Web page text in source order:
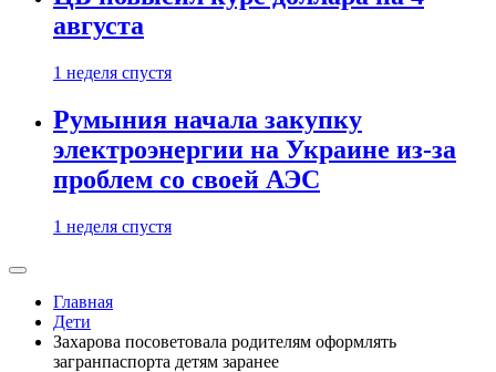
августа
1 неделя спустя
Румыния начала закупку
электроэнергии на Украине из-за
проблем со своей АЭС
1 неделя спустя
Главная
Дети
Захарова посоветовала родителям оформлять
загранпаспорта детям заранее